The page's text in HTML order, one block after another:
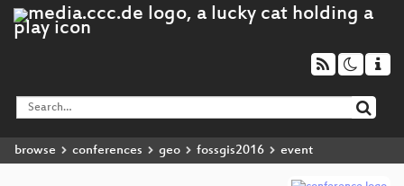
browse conferences geo fossgis2016 event